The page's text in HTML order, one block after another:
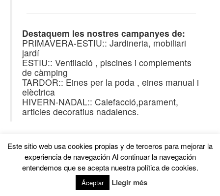
Destaquem les nostres campanyes de:
PRIMAVERA-ESTIU:: Jardineria, mobiliari
jardí
ESTIU:: Ventilació , piscines i complements
de càmping
TARDOR:: Eines per la poda , eines manual i
elèctrica
HIVERN-NADAL:: Calefacció,parament,
articles decoratius nadalencs.
© 2026 Ferreteria Can Oriol en RubiDissenyat per Serveis Actius
Este sitio web usa cookies propias y de terceros para mejorar la
experiencia de navegación Al continuar la navegación
entendemos que se acepta nuestra política de cookies.
Áceptar Llegir més